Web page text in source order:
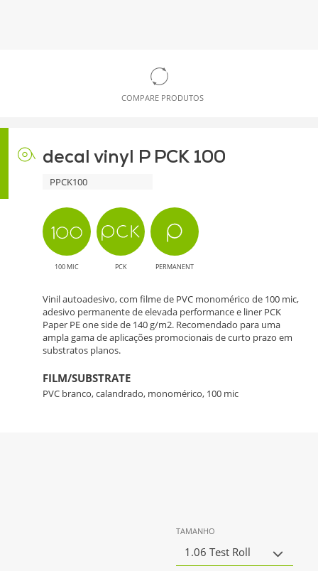
COMPARE PRODUTOS
decal vinyl P PCK 100
PPCK100
100 MIC PCK PERMANENT
Vinil autoadesivo, com filme de PVC monomérico de 100 mic,
adesivo permanente de elevada performance e liner PCK
Paper PE one side de 140 g/m2. Recomendado para uma
ampla gama de aplicações promocionais de curto prazo em
substratos planos.
FILM/SUBSTRATE
PVC branco, calandrado, monomérico, 100 mic
TAMANHO
1.06 Test Roll